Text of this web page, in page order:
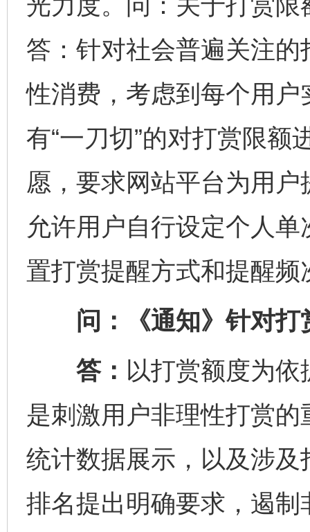
答：针对社会普遍关注
性消费，考虑到每个用
有“一刀切”的对打赏限额
愿，要求网站平台为用
允许用户自行设定个人
置打赏提醒方式和提醒
问：《通知》针对打
答： 以打赏额度为
是刺激用户非理性打赏
统计数据展示，以及涉
排名提出明确要求，遏